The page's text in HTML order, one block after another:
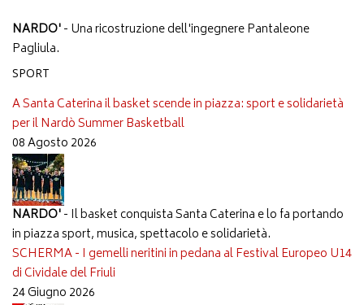
NARDO'- Una ricostruzione dell'ingegnere Pantaleone
Pagliula.
SPORT
A Santa Caterina il basket scende in piazza: sport e solidarietà
per il Nardò Summer Basketball
08 Agosto 2026
NARDO'- Il basket conquista Santa Caterina e lo fa portando
in piazza sport, musica, spettacolo e solidarietà.
SCHERMA - I gemelli neritini in pedana al Festival Europeo U14
di Cividale del Friuli
24 Giugno 2026